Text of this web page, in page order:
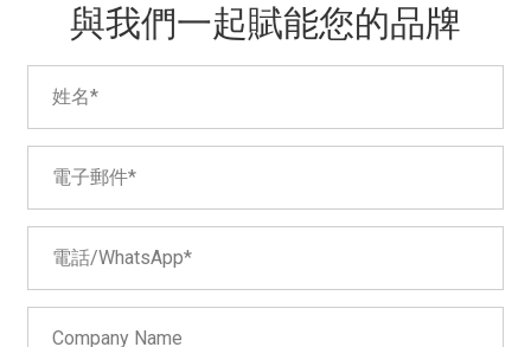
與我們一起賦能您的品牌